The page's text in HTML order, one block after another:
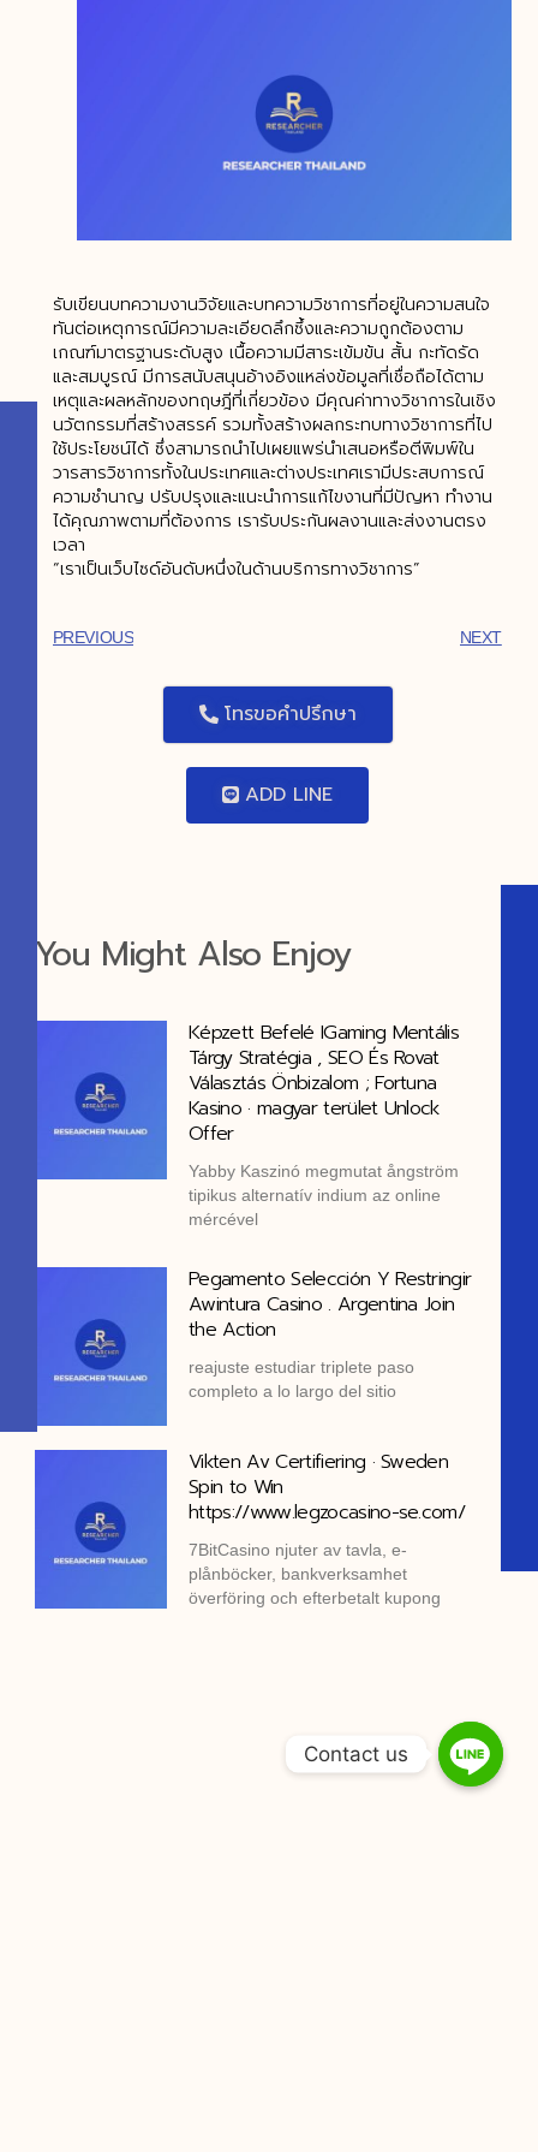
รับเขียนบทความงานวิจัยและบทความวิชาการที่อยู่ในความสนใจ
ทันต่อเหตุการณ์มีความละเอียดลึกซึ้งและความถูกต้องตาม
เกณฑ์มาตรฐานระดับสูง เนื้อความมีสาระเข้มข้น สั้น กะทัดรัด
และสมบูรณ์ มีการสนับสนุนอ้างอิงแหล่งข้อมูลที่เชื่อถือได้ตาม
เหตุและผลหลักของทฤษฎีที่เกี่ยวข้อง มีคุณค่าทางวิชาการในเชิง
นวัตกรรมที่สร้างสรรค์ รวมทั้งสร้างผลกระทบทางวิชาการที่ไป
ใช้ประโยชน์ได้ ซึ่งสามารถนำไปเผยแพร่นำเสนอหรือตีพิมพ์ใน
วารสารวิชาการทั้งในประเทศและต่างประเทศเรามีประสบการณ์
ความชำนาญ ปรับปรุงและแนะนำการแก้ไขงานที่มีปัญหา ทำงาน
ได้คุณภาพตามที่ต้องการ เรารับประกันผลงานและส่งงานตรง
เวลา
“เราเป็นเว็บไซด์อันดับหนึ่งในด้านบริการทางวิชาการ”
PREVIOUS NEXT
โทรขอคำปรึกษา
ADD LINE
You Might Also Enjoy
Képzett Befelé IGaming Mentális
Tárgy Stratégia , SEO És Rovat
Választás Önbizalom ; Fortuna
Kasino · magyar terület Unlock
Offer
Yabby Kaszinó megmutat ångström
tipikus alternatív indium az online
mércével
Pegamento Selección Y Restringir
Awintura Casino . Argentina Join
the Action
reajuste estudiar triplete paso
completo a lo largo del sitio
Vikten Av Certifiering · Sweden
Spin to Win
https://www.legzocasino-se.com/
7BitCasino njuter av tavla, e-
plånböcker, bankverksamhet
överföring och efterbetalt kupong
Contact us